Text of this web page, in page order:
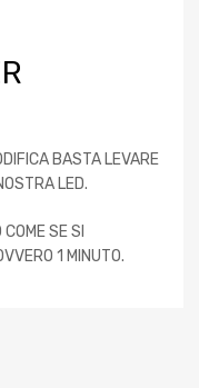
BASTA LEVARE
LED.
SE SI
1 MINUTO.